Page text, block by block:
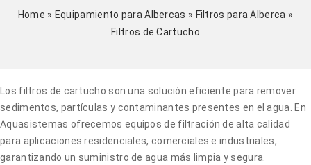
Home » Equipamiento para Albercas » Filtros para Alberca »
Filtros de Cartucho
Los filtros de cartucho son una solución eficiente para remover
sedimentos, partículas y contaminantes presentes en el agua. En
Aquasistemas ofrecemos equipos de filtración de alta calidad
para aplicaciones residenciales, comerciales e industriales,
garantizando un suministro de agua más limpia y segura.